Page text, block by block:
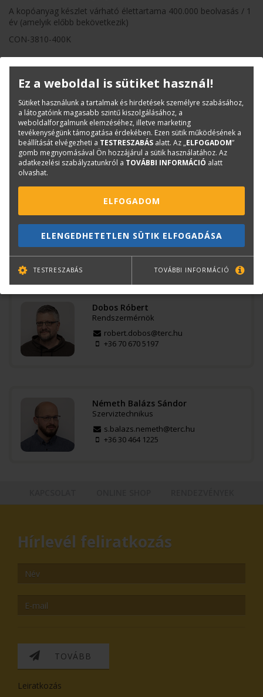
A kopóanyag készlet várható élettartama 400.000 beolvasás / 1
év (amelyik előbb bekövetkezik)
CON-3810-400K
Termékinfó
Cikkszám:
CON-3810-400K
Márka:
Fujitsu
EAN:
5032140202537
Kérdése van?
Szkenner értékesítési tanácsadó
csaba.bajko@terc.hu
+36 70 670 5200
Dobos Róbert
Rendszermérnök
robert.dobos@terc.hu
+36 70 670 5197
Németh Balázs Sándor
Szerviztechnikus
s.balazs.nemeth@terc.hu
+36 30 464 1225
Hírlevél feliratkozás
TOVÁBB
Leiratkozás
Ez a weboldal is sütiket használ!
Sütiket használunk a tartalmak és hirdetések személyre szabásához,
a látogatóink magasabb szintű kiszolgálásához, a
weboldalforgalmunk elemzéséhez, illetve marketing
tevékenységünk támogatása érdekében. Ezen sütik működésének a
beállítását elvégezheti a TESTRESZABÁS alatt. Az „ELFOGADOM”
gomb megnyomásával Ön hozzájárul a sütik használatához. Az
adatkezelési szabályzatunkról a TOVÁBBI INFORMÁCIÓ alatt
olvashat.
ELFOGADOM
ELENGEDHETETLEN SÜTIK ELFOGADÁSA
TESTRESZABÁS TOVÁBBI INFORMÁCIÓ